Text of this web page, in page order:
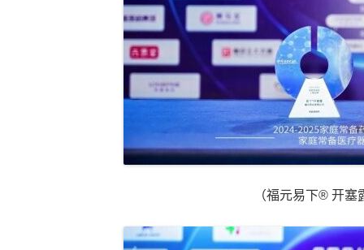
（福元易下® 开